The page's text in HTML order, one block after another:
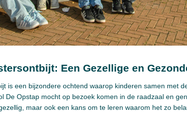
Een Gezellige en
is een bijzondere ochtend waarop kinderen samen met
De Opstap mocht op bezoek komen in de raadzaal en
maar ook een kans om te leren waarom het zo